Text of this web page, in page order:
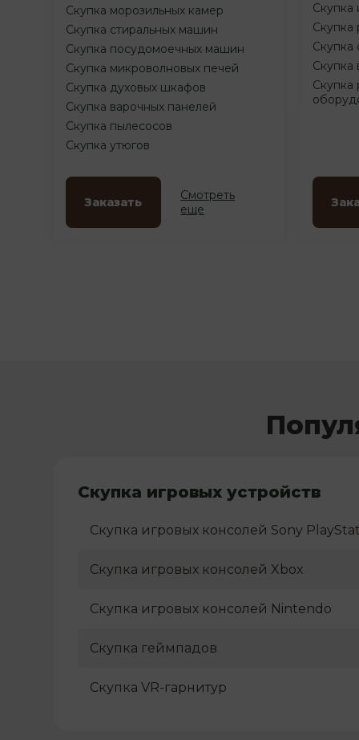
Скупка морозильных камер
Скупка стиральных машин
Скупка посудомоечных машин
Скупка микроволновых печей
Скупка духовых шкафов
Скупка варочных панелей
Скупка пылесосов
Скупка утюгов
Заказать
Смотреть
еще
Скупка
Скупка
Скупка
Скупка
Скупка
Скупка игровых устройств
Скупка игровых консолей Sony
Скупка игровых консолей Xbox
Скупка игровых консолей Nintendo
Скупка геймпадов
Скупка VR-гарнитур